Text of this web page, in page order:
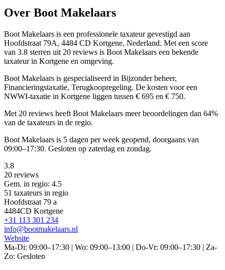
Over Boot Makelaars
Boot Makelaars is een professionele taxateur gevestigd aan
Hoofdstraat 79A, 4484 CD Kortgene, Nederland. Met een score
van 3.8 sterren uit 20 reviews is Boot Makelaars een bekende
taxateur in Kortgene en omgeving.
Boot Makelaars is gespecialiseerd in Bijzonder beheer,
Financieringstaxatie, Terugkoopregeling. De kosten voor een
NWWI-taxatie in Kortgene liggen tussen € 695 en € 750.
Met 20 reviews heeft Boot Makelaars meer beoordelingen dan 64%
van de taxateurs in de regio.
Boot Makelaars is 5 dagen per week geopend, doorgaans van
09:00–17:30. Gesloten op zaterdag en zondag.
3.8
20 reviews
Gem. in regio: 4.5
51 taxateurs in regio
Hoofdstraat 79 a
4484CD Kortgene
+31 113 301 234
info@bootmakelaars.nl
Website
Ma-Di: 09:00–17:30 | Wo: 09:00–13:00 | Do-Vr: 09:00–17:30 | Za-
Zo: Gesloten